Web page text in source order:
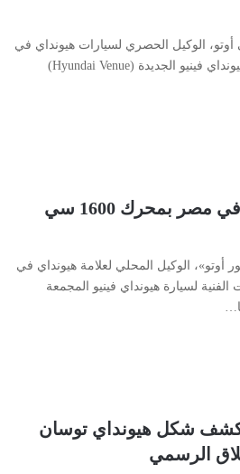
الوكيل الحصري لسيارات هيونداي في
مصر، للكشف عن هيونداي فينيو الجديدة (Hyundai Venue)
هيونداي فينيو في مصر بمحرك 1600 سي
الوكيل المحلي لعلامة هيونداي في
لسيارة هيونداي فينيو المجمعة
شكل هيونداي توسان